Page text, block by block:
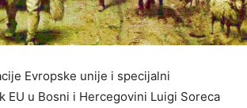
Evropske unije i specijalni
EU u Bosni i Hercegovini Luigi Soreca